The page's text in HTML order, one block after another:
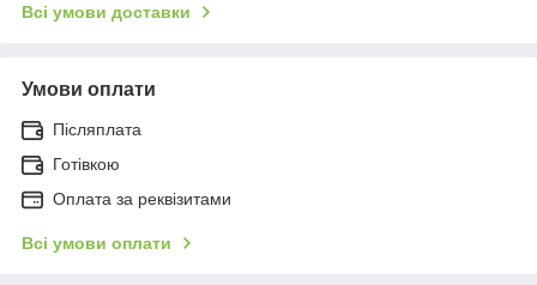
Всі умови доставки
Умови оплати
Післяплата
Готівкою
Оплата за реквізитами
Всі умови оплати